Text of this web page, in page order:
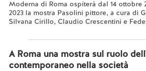
Moderna di Roma ospiterà dal 14 ottobre
2023 la mostra Pasolini pittore, a cura di
Silvana Cirillo, Claudio Crescentini e
A Roma una mostra sul ruolo
contemporaneo nella società